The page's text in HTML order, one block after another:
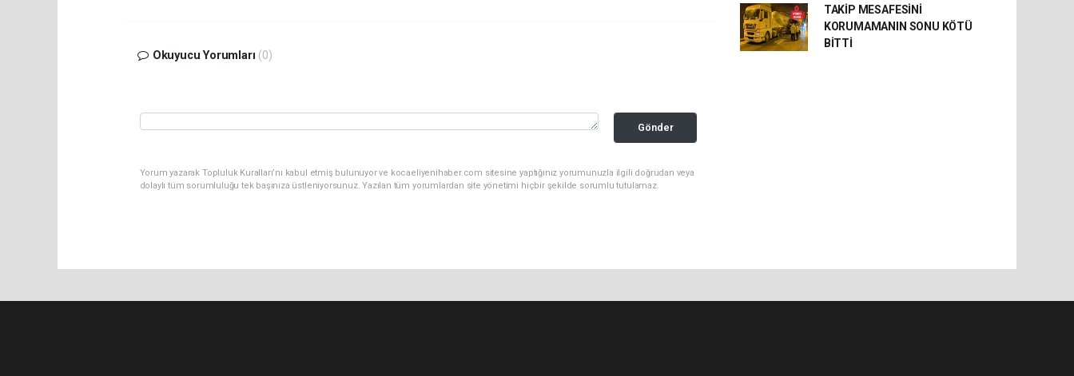
Okuyucu Yorumları (0)
Gönder
Yorum yazarak Topluluk Kuralları’nı kabul etmiş bulunuyor ve kocaeliyenihaber.com sitesine yaptığınız yorumunuzla ilgili doğrudan veya
dolaylı tüm sorumluluğu tek başınıza üstleniyorsunuz. Yazılan tüm yorumlardan site yönetimi hiçbir şekilde sorumlu tutulamaz.
TAKİP MESAFESİNİ
KORUMAMANIN SONU KÖTÜ
BİTTİ